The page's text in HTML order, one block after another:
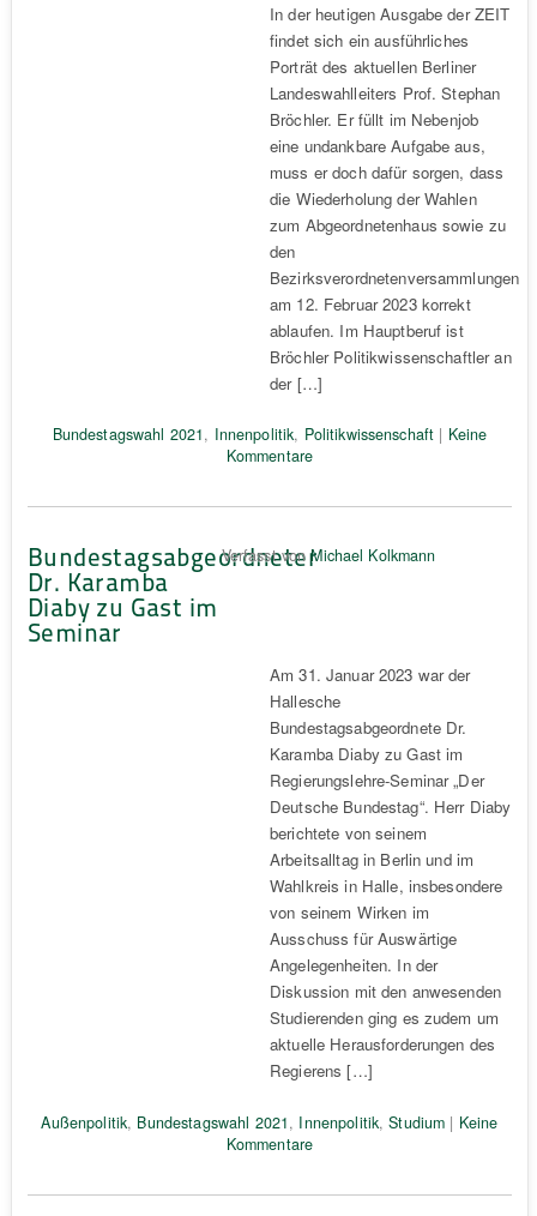
In der heutigen Ausgabe der ZEIT
findet sich ein ausführliches
Porträt des aktuellen Berliner
Landeswahlleiters Prof. Stephan
Bröchler. Er füllt im Nebenjob
eine undankbare Aufgabe aus,
muss er doch dafür sorgen, dass
die Wiederholung der Wahlen
zum Abgeordnetenhaus sowie zu
den
Bezirksverordnetenversammlungen
am 12. Februar 2023 korrekt
ablaufen. Im Hauptberuf ist
Bröchler Politikwissenschaftler an
der […]
Bundestagswahl 2021, Innenpolitik, Politikwissenschaft | Keine
Kommentare
Bundestagsabgeordneter
Dr. Karamba
Diaby zu Gast im
Seminar
Verfasst vonMichael Kolkmann
Am 31. Januar 2023 war der
Hallesche
Bundestagsabgeordnete Dr.
Karamba Diaby zu Gast im
Regierungslehre-Seminar „Der
Deutsche Bundestag“. Herr Diaby
berichtete von seinem
Arbeitsalltag in Berlin und im
Wahlkreis in Halle, insbesondere
von seinem Wirken im
Ausschuss für Auswärtige
Angelegenheiten. In der
Diskussion mit den anwesenden
Studierenden ging es zudem um
aktuelle Herausforderungen des
Regierens […]
Außenpolitik, Bundestagswahl 2021, Innenpolitik,Studium | Keine
Kommentare